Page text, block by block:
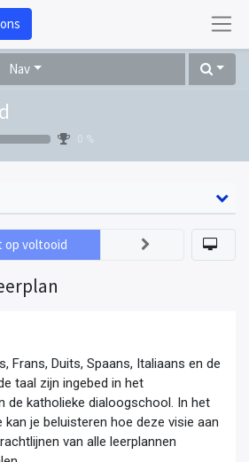
Nav
0 %
op voltooid
Frans, Duits, Spaans, Italiaans en de
taal zijn ingebed in het
de katholieke dialoogschool. In het
je beluisteren hoe deze visie aan
van alle leerplannen